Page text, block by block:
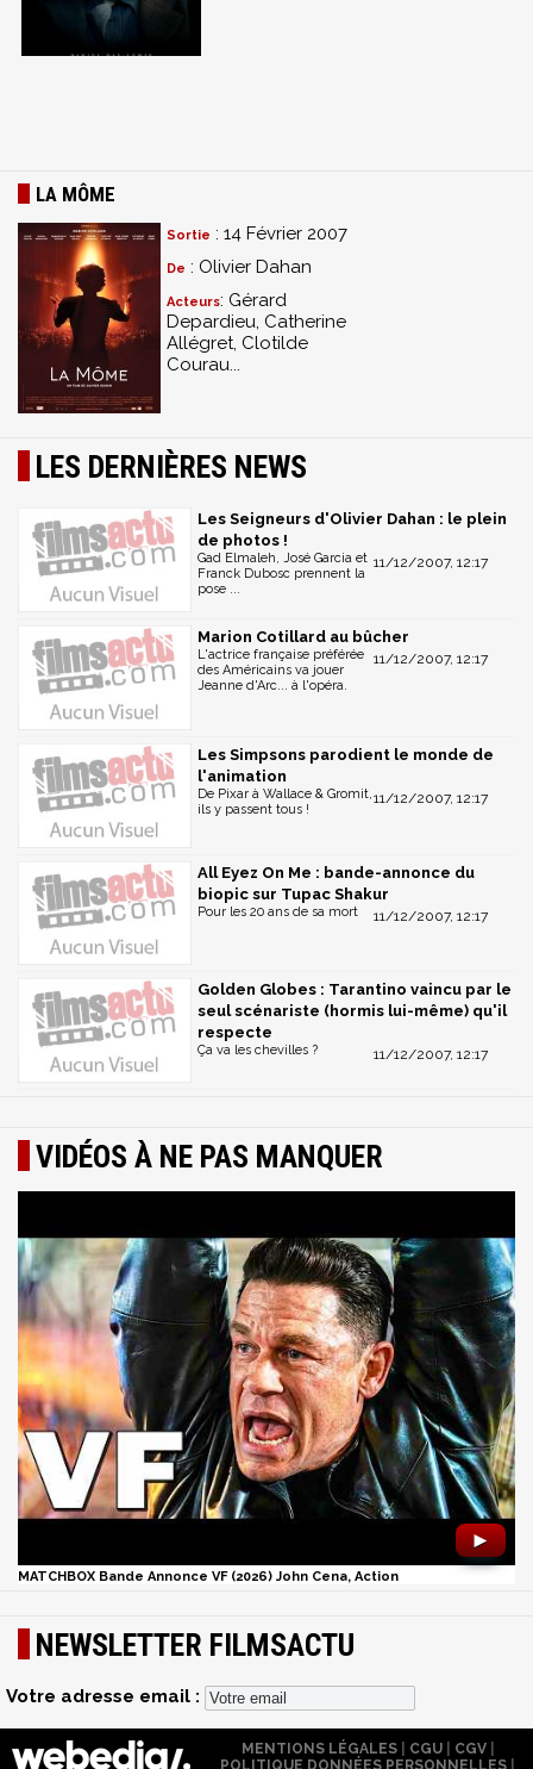
LA MÔME
Sortie : 14 Février 2007
De : Olivier Dahan
Acteurs: Gérard
Depardieu, Catherine
Allégret, Clotilde
Courau...
LES DERNIÈRES NEWS
Les Seigneurs d'Olivier Dahan : le plein
de photos !
11/12/2007, 12:17
Gad Elmaleh, José Garcia et
Franck Dubosc prennent la
pose ...
Marion Cotillard au bûcher
11/12/2007, 12:17
L'actrice française préférée
des Américains va jouer
Jeanne d'Arc... à l'opéra.
Les Simpsons parodient le monde de
l'animation
11/12/2007, 12:17
De Pixar à Wallace & Gromit,
ils y passent tous !
All Eyez On Me : bande-annonce du
biopic sur Tupac Shakur
11/12/2007, 12:17
Pour les 20 ans de sa mort
Golden Globes : Tarantino vaincu par le
seul scénariste (hormis lui-même) qu'il
respecte
11/12/2007, 12:17
Ça va les chevilles ?
VIDÉOS À NE PAS MANQUER
►
MATCHBOX Bande Annonce VF (2026) John Cena, Action
NEWSLETTER FILMSACTU
Votre adresse email :
MENTIONS LÉGALES| CGU| CGV|
POLITIQUE DONNÉES PERSONNELLES